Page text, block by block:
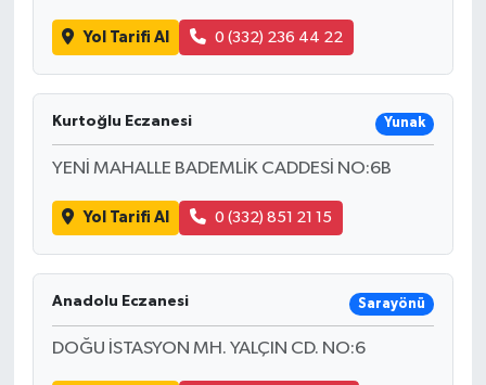
Yol Tarifi Al 0 (332) 236 44 22
Kurtoğlu Eczanesi Yunak
YENİ MAHALLE BADEMLİK CADDESİ NO:6B
Yol Tarifi Al 0 (332) 851 21 15
Anadolu Eczanesi Sarayönü
DOĞU İSTASYON MH. YALÇIN CD. NO:6